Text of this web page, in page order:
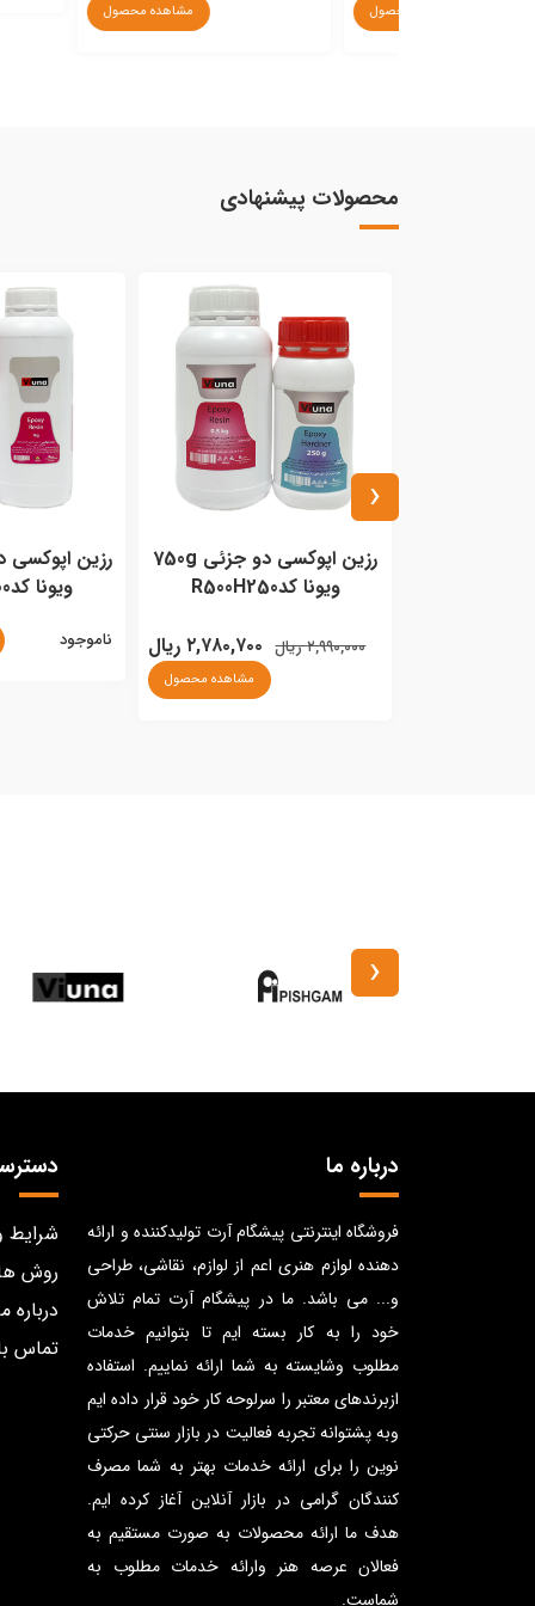
مشاهده محصول
محصولات پیشنهادی
رزین اپوکسی دو جزئی 750g
ویونا کدR500H250
۲,۷۸۰,۷۰۰ ریال
۲,۹۹۰,۰۰۰ ریال
مشاهده محصول
ویونا کدR1000H500
ناموجود
‹
‹
درباره ما
فروشگاه اینترنتی پیشگام آرت تولیدکننده و ارائه
دهنده لوازم هنری اعم از لوازم، نقاشی، طراحی
و... می باشد. ما در پیشگام آرت تمام تلاش
خود را به کار بسته ایم تا بتوانیم خدمات
مطلوب وشایسته به شما ارائه نماییم. استفاده
ازبرندهای معتبر را سرلوحه کار خود قرار داده ایم
وبه پشتوانه تجربه فعالیت در بازار سنتی حرکتی
نوین را برای ارائه خدمات بهتر به شما مصرف
کنندگان گرامی در بازار آنلاین آغاز کرده ایم.
هدف ما ارائه محصولات به صورت مستقیم به
فعالان عرصه هنر وارائه خدمات مطلوب به
شماست.
شرایط
روش
درباره
تماس